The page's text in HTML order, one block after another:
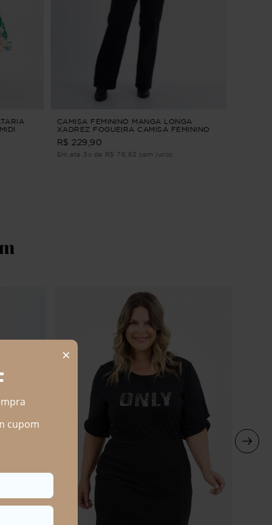
CAMISA FEMININO MANGA LONGA
XADREZ FOGUEIRA CAMISA FEMININO
MANGA LONGA XADREZ Vinho P
R$ 229,90
Em até 3x de R$ 76,63 sem juros